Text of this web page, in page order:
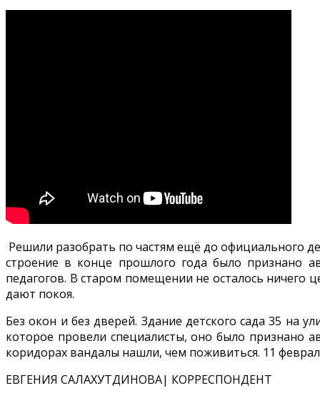
Решили разобрать по частям ещё до официального
строение в конце прошлого года было признано
педагогов. В старом помещении не осталось ничего
дают покоя.
Без окон и без дверей. Здание детского сада 35 на
которое провели специалисты, оно было признано
коридорах вандалы нашли, чем поживиться. 11
ЕВГЕНИЯ САЛАХУТДИНОВА| КОРРЕСПОНДЕНТ